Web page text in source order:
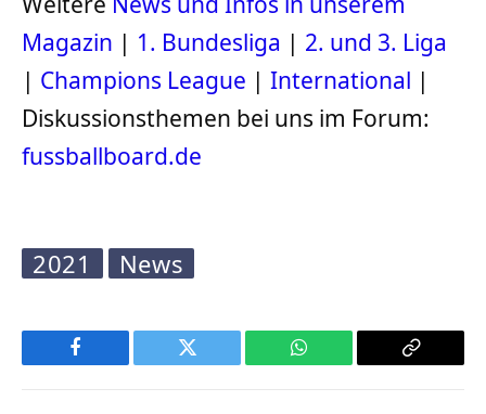
Magazin | 1. Bundesliga | 2. und 3. Liga
| Champions League | International |
Diskussionsthemen bei uns im Forum:
fussballboard.de
2021 News
Facebook Twitter WhatsApp
Copy